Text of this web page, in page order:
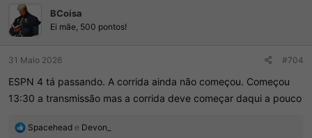
õ
s
BCoisa
Ei mãe, 500 pontos!
31 Maio 2026 #704
ESPN 4 tá passando. A corrida ainda não começou. Começou
13:30 a transmissão mas a corrida deve começar daqui a pouco
R
Spacehead e Devon_